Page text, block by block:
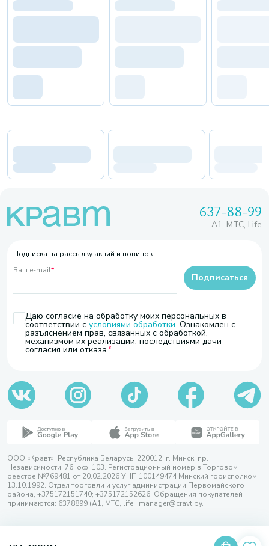
637-88-99
A1, МТС, Life
Подписка на рассылку акций и новинок
Ваш e-mail*
Даю согласие на обработку моих персональных в
соответствии с условиями обработки. Ознакомлен с
разъяснением прав, связанных с обработкой,
механизмом их реализации, последствиями дачи
согласия или отказа.
Подписаться
ООО «Кравт». Республика Беларусь, 220012, г. Минск, пр.
Независимости, 76, оф. 103. Регистрационный номер в Торговом
реестре №769481 от 20.02.2026 УНП 100149474 Минский горисполком,
13.10.1992. Отдел торговли и услуг администрации Первомайского
района, +375172151740; +375172152626. Обращения покупателей
принимаются: 6378899 (А1, МТС, life, imanager@cravt.by.